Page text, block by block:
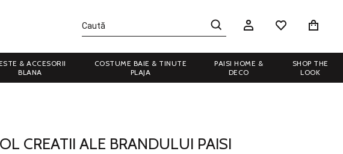
& ACCESORII
BLANA
COSTUME BAIE & TINUTE
PLAJA
PAISI HOME &
DECO
SHOP THE
LOOK
CREATII ALE BRANDULUI PAISI